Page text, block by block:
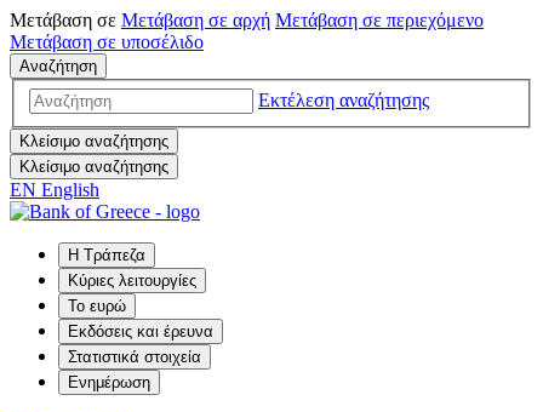
Μετάβαση σε Μετάβαση σε αρχή Μετάβαση σε περιεχόμενο
Μετάβαση σε υποσέλιδο
Αναζήτηση
Εκτέλεση αναζήτησης
Κλείσιμο αναζήτησης
Κλείσιμο αναζήτησης
EN English
Η Τράπεζα
Κύριες λειτουργίες
Το ευρώ
Εκδόσεις και έρευνα
Στατιστικά στοιχεία
Ενημέρωση